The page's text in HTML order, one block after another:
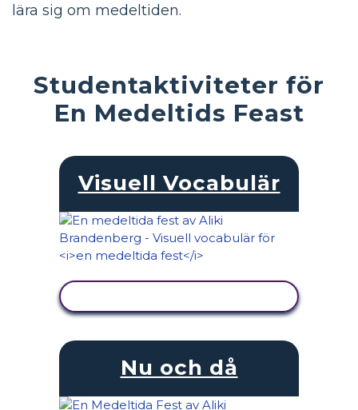
lära sig om medeltiden.
Studentaktiviteter för
En Medeltids Feast
Visuell Vocabulär
Nu och då